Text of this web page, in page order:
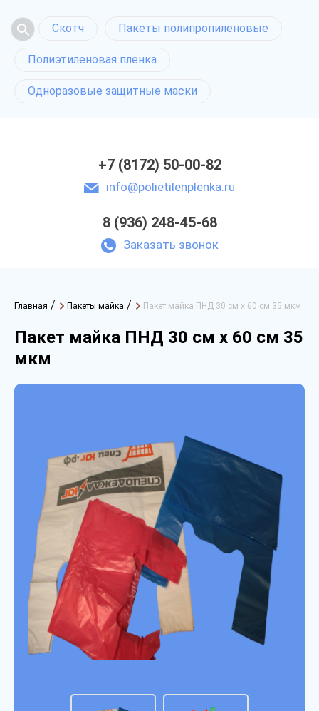
Скотч Пакеты полипропиленовые
Полиэтиленовая пленка
Одноразовые защитные маски
+7 (8172) 50-00-82
info@polietilenplenka.ru
8 (936) 248-45-68
Заказать звонок
Главная / Пакеты майка / Пакет майка ПНД 30 см х 60 см 35 мкм
Пакет майка ПНД 30 см х 60 см 35
мкм